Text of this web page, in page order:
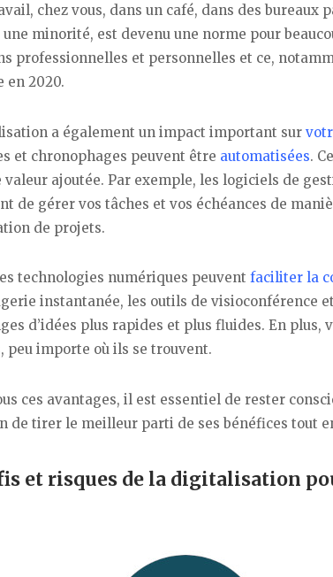
chez vous, dans un café, dans des
une minorité, est devenu une norme pour
professionnelles et personnelles et ce,
en 2020.
a également un impact important sur
et chronophages peuvent être automatisées.
valeur ajoutée. Par exemple, les logiciels de
de gérer vos tâches et vos échéances de
de projets.
technologies numériques peuvent faciliter la
instantanée, les outils de visioconférence
d’idées plus rapides et plus fluides. En
peu importe où ils se trouvent.
ces avantages, il est essentiel de rester
de tirer le meilleur parti de ses bénéfices tout
et risques de la digitalisation